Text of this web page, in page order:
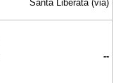
Santa Liberata (via)
--